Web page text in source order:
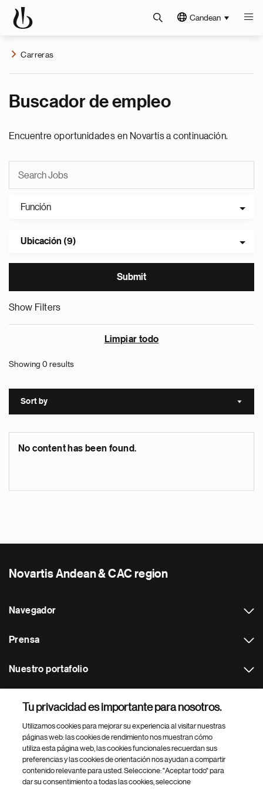
Candean
Carreras
Buscador de empleo
Encuentre oportunidades en Novartis a continuación.
Función
Ubicación (9)
Show Filters
Limpiar todo
Showing 0 results
Sort by Sort
No content has been found.
Novartis Andean & CAC region
Navegador
Prensa
Nuestro portafolio
Footer Site Search
Tu privacidad es importante para nosotros.
Utilizamos cookies para mejorar su experiencia al visitar nuestras
páginas web: las cookies de rendimiento nos muestran cómo
utiliza esta página web, las cookies funcionales recuerdan sus
preferencias y las cookies de orientación nos ayudan a compartir
contenido relevante para usted. Seleccione: "Aceptar todo" para
dar su consentimiento a todas las cookies, seleccione